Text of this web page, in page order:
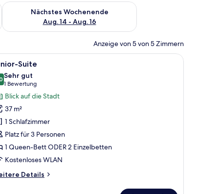
Aug. 7 - Aug. 9.
Nächstes Wochenende
Aug. 14 - Aug. 16
Überprüfe die Verfügbarkeit für nächstes Wochenende, Aug.
Anzeige von 5 von 5 Zimmern
mit einer Lampe und einem flachbildfernseher an der Wand.
Bett, Nachttischen, einem Sessel und Bildern an den Wänden.
Ein modernes Hotelzimmer mit Holzboden,
4 Suite
von 10
Sehr gut
1 Bewertung
(1
Bewertung)
Blick auf die Stadt
37 m²
1 Schlafzimmer
Platz für 3 Personen
1 Queen-Bett ODER 2 Einzelbetten
Kostenloses WLAN
Details